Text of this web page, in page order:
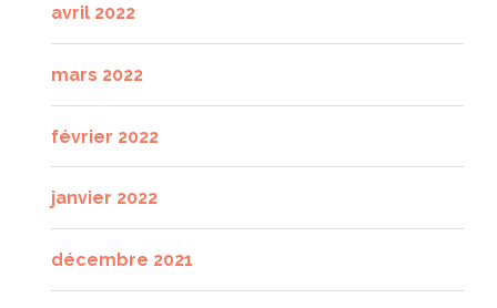
avril 2022
mars 2022
février 2022
janvier 2022
décembre 2021